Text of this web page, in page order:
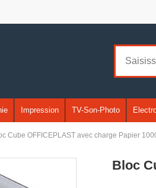
Impression TV-Son-Photo
Cube OFFICEPLAST avec charge Papier
Bloc